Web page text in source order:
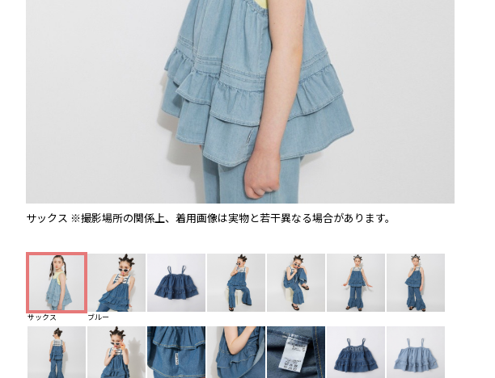
サックス ※撮影場所の関係上、着用画像は実物と若干異なる場合があります。
サックス ブルー